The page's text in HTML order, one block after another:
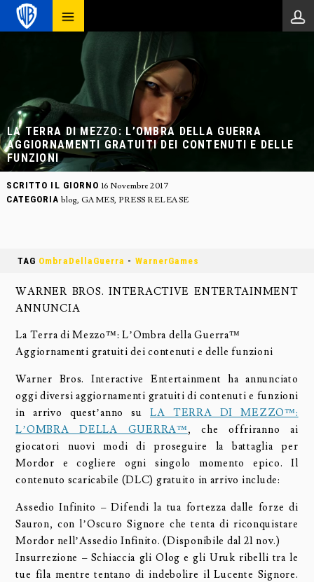
LA TERRA DI MEZZO: L’OMBRA DELLA GUERRA
AGGIORNAMENTI GRATUITI DEI CONTENUTI E DELLE
FUNZIONI
SCRITTO IL GIORNO 16 Novembre 2017
CATEGORIA blog, GAMES, PRESS RELEASE
TAG OmbraDellaGuerra - WarnerGames
WARNER BROS. INTERACTIVE ENTERTAINMENT
ANNUNCIA
La Terra di Mezzo™: L’Ombra della Guerra™
Aggiornamenti gratuiti dei contenuti e delle funzioni
Warner Bros. Interactive Entertainment ha annunciato
oggi diversi aggiornamenti gratuiti di contenuti e funzioni
in arrivo quest’anno suLA TERRA DI MEZZO™:
L’OMBRA DELLA GUERRA™, che offriranno ai
giocatori nuovi modi di proseguire la battaglia per
Mordor e cogliere ogni singolo momento epico. Il
contenuto scaricabile (DLC) gratuito in arrivo include:
Assedio Infinito – Difendi la tua fortezza dalle forze di
Sauron, con l’Oscuro Signore che tenta di riconquistare
Mordor nell’Assedio Infinito. (Disponibile dal 21 nov.)
Insurrezione – Schiaccia gli Olog e gli Uruk ribelli tra le
tue fila mentre tentano di indebolire il Lucente Signore.